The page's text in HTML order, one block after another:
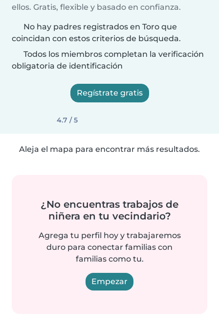
ellos. Gratis, flexible y basado en confianza.
No hay padres registrados en Toro que
coincidan con estos criterios de búsqueda.
Todos los miembros completan la verificación
obligatoria de identificación
Regístrate gratis
4.7 / 5
Aleja el mapa para encontrar más resultados.
¿No encuentras trabajos de
niñera en tu vecindario?
Agrega tu perfil hoy y trabajaremos
duro para conectar familias con
familias como tu.
Empezar